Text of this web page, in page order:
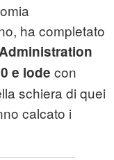
ha completato
e lode con
schiera di quei
calcato i